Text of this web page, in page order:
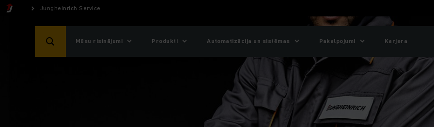
Jungheinrich Service
Mūsu risinājumi Produkti Automatizācija un sistēmas Pakalpojumi Karjera